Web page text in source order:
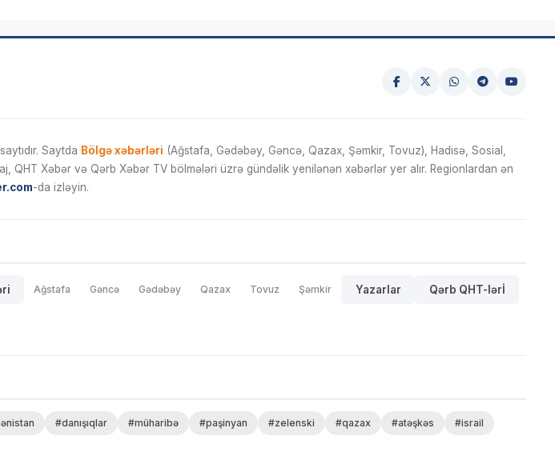
Saytda Bölgə xəbərləri (Ağstafa, Gədəbəy, Gəncə, Qazax, Şəmkir, Tovuz), Hadisə, Sosial,
Xəbər və Qərb Xəbər TV bölmələri üzrə gündəlik yenilənən xəbərlər yer alır. Regionlardan ən
-da izləyin.
Ağstafa Gəncə Gədəbəy Qazax Tovuz Şəmkir Yazarlar Qərb QHT-lərİ
#danışıqlar #müharibə #paşinyan #zelenski #qazax #atəşkəs
#israil